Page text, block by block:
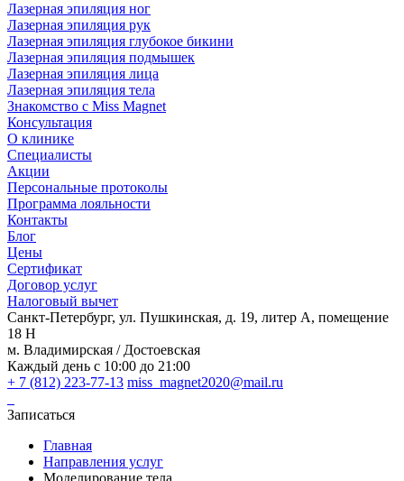
Лазерная эпиляция ног
Лазерная эпиляция рук
Лазерная эпиляция глубокое бикини
Лазерная эпиляция подмышек
Лазерная эпиляция лица
Лазерная эпиляция тела
Знакомство с Miss Magnet
Консультация
О клинике
Специалисты
Акции
Персональные протоколы
Программа лояльности
Контакты
Блог
Цены
Сертификат
Договор услуг
Налоговый вычет
Санкт-Петербург, ул. Пушкинская, д. 19, литер А, помещение
18 Н
м. Владимирская / Достоевская
Каждый день с 10:00 до 21:00
+ 7 (812) 223-77-13 miss_magnet2020@mail.ru
Записаться
Главная
Направления услуг
Моделирование тела